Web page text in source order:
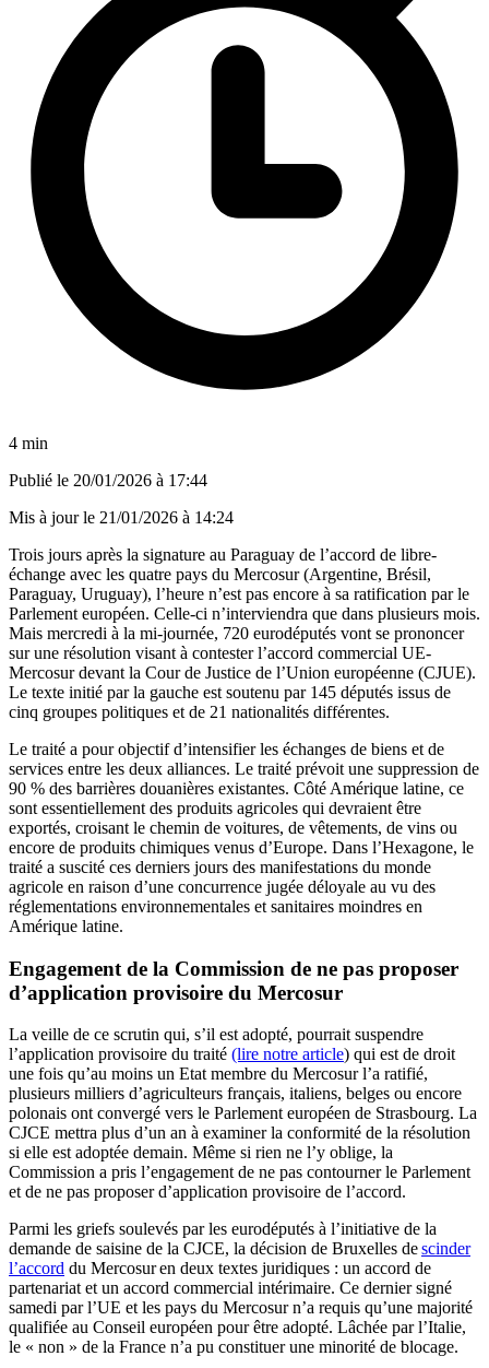
4 min
Publié le 20/01/2026 à 17:44
Mis à jour le 21/01/2026 à 14:24
Trois jours après la signature au Paraguay de l’accord de libre-
échange avec les quatre pays du Mercosur (Argentine, Brésil,
Paraguay, Uruguay), l’heure n’est pas encore à sa ratification par le
Parlement européen. Celle-ci n’interviendra que dans plusieurs mois.
Mais mercredi à la mi-journée, 720 eurodéputés vont se prononcer
sur une résolution visant à contester l’accord commercial UE-
Mercosur devant la Cour de Justice de l’Union européenne (CJUE).
Le texte initié par la gauche est soutenu par 145 députés issus de
cinq groupes politiques et de 21 nationalités différentes.
Le traité a pour objectif d’intensifier les échanges de biens et de
services entre les deux alliances. Le traité prévoit une suppression de
90 % des barrières douanières existantes. Côté Amérique latine, ce
sont essentiellement des produits agricoles qui devraient être
exportés, croisant le chemin de voitures, de vêtements, de vins ou
encore de produits chimiques venus d’Europe. Dans l’Hexagone, le
traité a suscité ces derniers jours des manifestations du monde
agricole en raison d’une concurrence jugée déloyale au vu des
réglementations environnementales et sanitaires moindres en
Amérique latine.
Engagement de la Commission de ne pas proposer
d’application provisoire du Mercosur
La veille de ce scrutin qui, s’il est adopté, pourrait suspendre
l’application provisoire du traité (lire notre article) qui est de droit
une fois qu’au moins un Etat membre du Mercosur l’a ratifié,
plusieurs milliers d’agriculteurs français, italiens, belges ou encore
polonais ont convergé vers le Parlement européen de Strasbourg. La
CJCE mettra plus d’un an à examiner la conformité de la résolution
si elle est adoptée demain. Même si rien ne l’y oblige, la
Commission a pris l’engagement de ne pas contourner le Parlement
et de ne pas proposer d’application provisoire de l’accord.
Parmi les griefs soulevés par les eurodéputés à l’initiative de la
demande de saisine de la CJCE, la décision de Bruxelles descinder
l’accord du Mercosur en deux textes juridiques : un accord de
partenariat et un accord commercial intérimaire. Ce dernier signé
samedi par l’UE et les pays du Mercosur n’a requis qu’une majorité
qualifiée au Conseil européen pour être adopté. Lâchée par l’Italie,
le « non » de la France n’a pu constituer une minorité de blocage.